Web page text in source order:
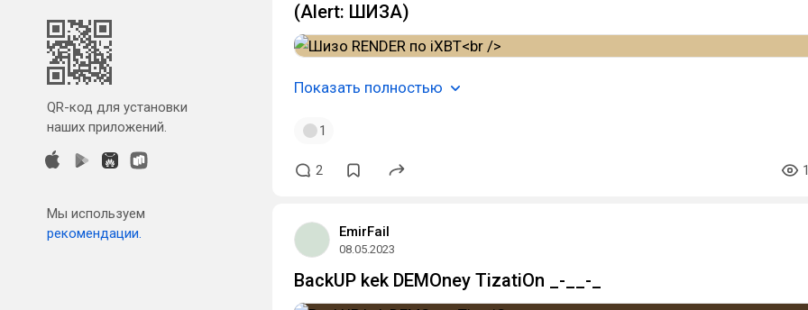
QR-код для установки
наших приложений.
Мы используем
рекомендации.
(Alert: ШИЗА)
Показать полностью
1
2
EmirFail
08.05.2023
BackUP kek DEMOney TizatiOn _-__-_